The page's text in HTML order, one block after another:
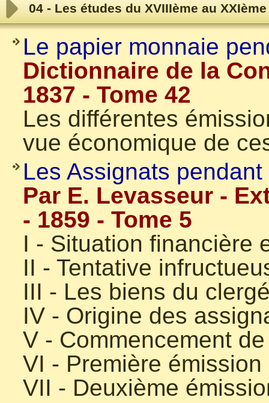
04 - Les études du XVIIIème au
Le papier monnaie
Dictionnaire de la
1837 - Tome 42
Les différentes
vue économique de
Les Assignats
Par E. Levasseur -
- 1859 - Tome 5
I - Situation financière
II - Tentative
III - Les biens du
IV - Origine des
V - Commencement
VI - Première
VII - Deuxième